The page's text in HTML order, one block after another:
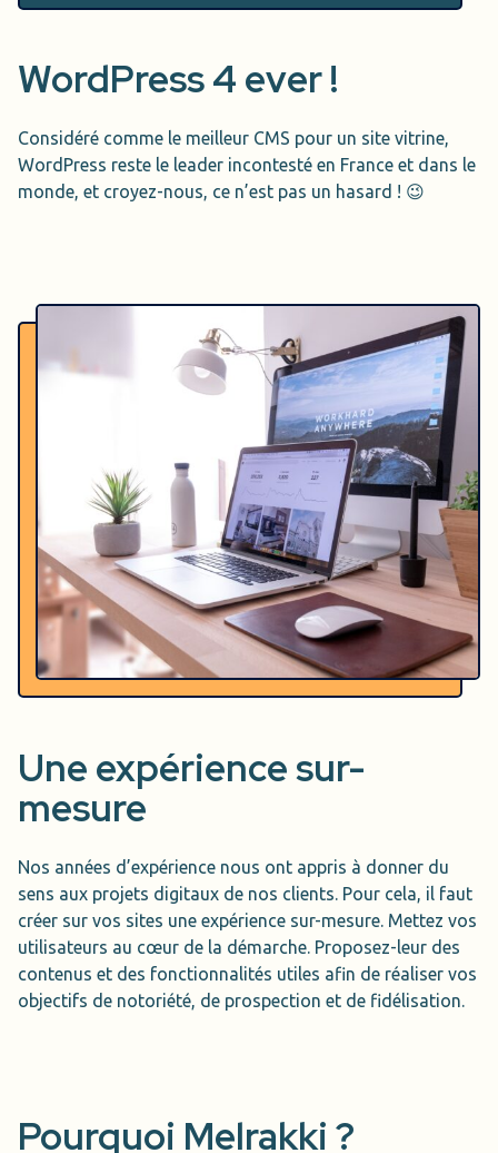
WordPress 4 ever !
Considéré comme le meilleur CMS pour un site vitrine,
WordPress reste le leader incontesté en France et dans le
monde, et croyez-nous, ce n’est pas un hasard ! 😉
Une expérience sur-
mesure
Nos années d’expérience nous ont appris à donner du
sens aux projets digitaux de nos clients. Pour cela, il faut
créer sur vos sites une expérience sur-mesure. Mettez vos
utilisateurs au cœur de la démarche. Proposez-leur des
contenus et des fonctionnalités utiles afin de réaliser vos
objectifs de notoriété, de prospection et de fidélisation.
Pourquoi Melrakki ?